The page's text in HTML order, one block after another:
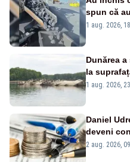
spun că
pasează
1 aug. 2026,
Dunărea
la
război
1 aug. 2026,
Daniel
deveni
viitoare?
2 aug. 2026,